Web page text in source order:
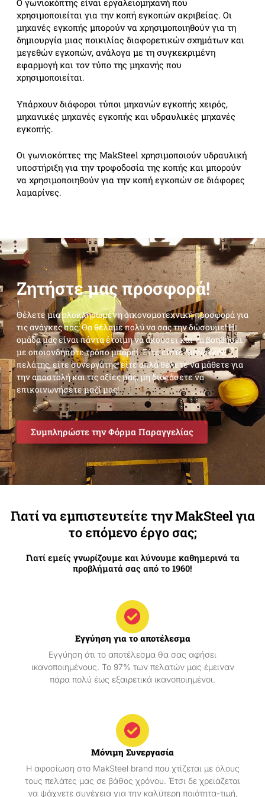
Ο γωνιοκόπτης είναι εργαλειομηχανή που
χρησιμοποιείται για την κοπή εγκοπών ακριβείας. Οι
μηχανές εγκοπής μπορούν να χρησιμοποιηθούν για τη
δημιουργία μιας ποικιλίας διαφορετικών σχημάτων και
μεγεθών εγκοπών, ανάλογα με τη συγκεκριμένη
εφαρμογή και τον τύπο της μηχανής που
χρησιμοποιείται.
Υπάρχουν διάφοροι τύποι μηχανών εγκοπής χειρός,
μηχανικές μηχανές εγκοπής και υδραυλικές μηχανές
εγκοπής.
Οι γωνιοκόπτες της MakSteel χρησιμοποιούν υδραυλική
υποστήριξη για την τροφοδοσία της κοπής και μπορούν
να χρησιμοποιηθούν για την κοπή εγκοπών σε διάφορες
λαμαρίνες.
Ζητήστε μας προσφορά!
Θέλετε μία ολοκληρωμένη οικονομοτεχνική προσφορά για
τις ανάγκες σας; Θα θέλαμε πολύ να σας την δώσουμε! Η
ομάδα μας είναι πάντα έτοιμη να ακούσει και να βοηθήσει
με οποιονδήποτε τρόπο μπορεί. Είτε είστε δυνητικός
πελάτης, είτε συνεργάτης, είτε απλά θέλετε να μάθετε για
την αποστολή και τις αξίες μας, μη διστάσετε να
επικοινωνήσετε μαζί μας!
Συμπληρώστε την Φόρμα Παραγγελίας
Γιατί να εμπιστευτείτε την MakSteel για
το επόμενο έργο σας;
Γιατί εμείς γνωρίζουμε και λύνουμε καθημερινά τα
προβλήματά σας από το 1960!
Εγγύηση για το αποτέλεσμα
Εγγύηση ότι το αποτέλεσμα θα σας αφήσει
ικανοποιημένους. Το 97% των πελατών μας έμειναν
πάρα πολύ έως εξαιρετικά ικανοποιημένοι.
Μόνιμη Συνεργασία
Η αφοσίωση στο MakSteel brand που χτίζεται με όλους
τους πελάτες μας σε βάθος χρόνου. Έτσι δε χρειάζεται
να ψάχνετε συνέχεια για την καλύτερη ποιότητα-τιμή,